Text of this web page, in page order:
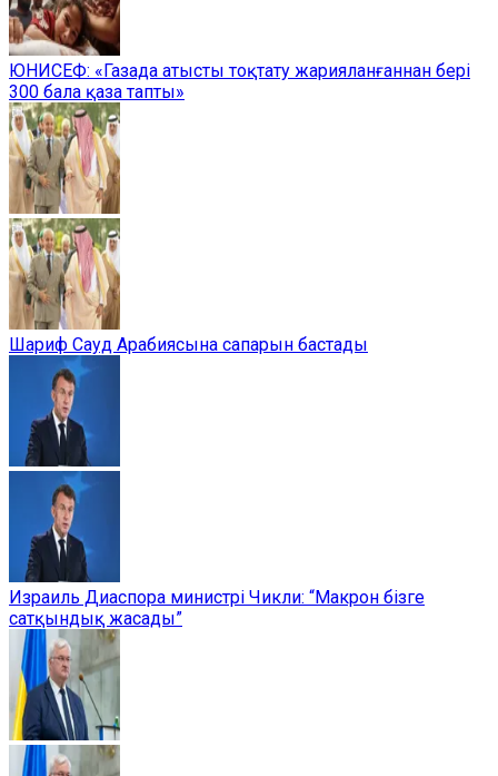
ЮНИСЕФ: «Газада атысты тоқтату жарияланғаннан бері
300 бала қаза тапты»
Шариф Сауд Арабиясына сапарын бастады
Израиль Диаспора министрі Чикли: “Макрон бізге
сатқындық жасады”